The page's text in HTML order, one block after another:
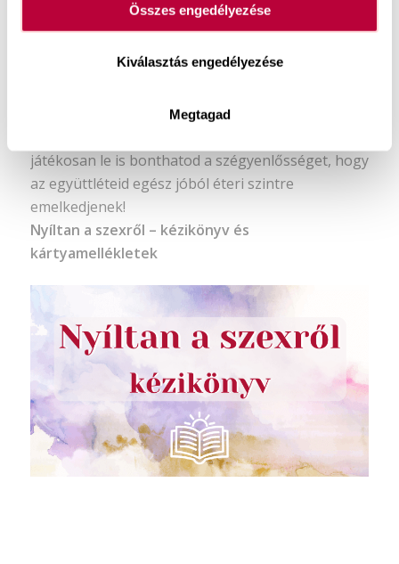
Összes engedélyezése
Kiválasztás engedélyezése
Megtagad
és önismereti eszköztár, amivel igazán izgalmas
játékosan le is bonthatod a szégyenlősséget, hogy
az együttléteid egész jóból éteri szintre
emelkedjenek!
Nyíltan a szexről – kézikönyv és
kártyamellékletek